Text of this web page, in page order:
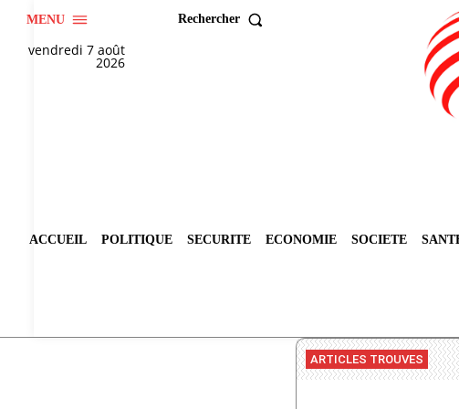
MENU Rechercher
vendredi 7 août
2026
ACCUEIL POLITIQUE SECURITE ECONOMIE SOCIETE
ARTICLES TROUVES